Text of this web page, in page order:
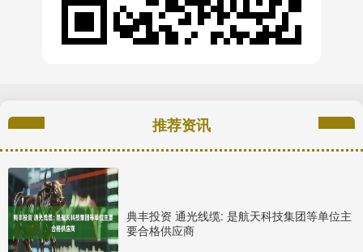
推荐资讯
典丰投资 通光线缆: 是航天科技集团等单位主
要合格供应商